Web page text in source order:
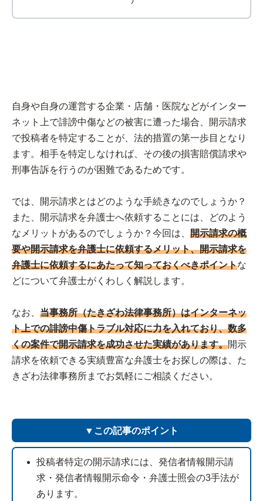
自身や自身の運営する企業・店舗・医院などがインター
ネット上で誹謗中傷などの被害に遭った場合、開示請求
で投稿者を特定することが、法的措置の第一歩目となり
ます。相手を特定しなければ、その後の損害賠償請求や
刑事告訴を行うのが困難であるためです。
では、開示請求とはどのような手続きなのでしょうか？
また、開示請求を弁護士へ依頼することには、どのよう
なメリットがあるのでしょうか？今回は、 開示請求の概
要や開示請求を弁護士に依頼するメリット、開示請求を
弁護士に依頼するにあたって知っておくべきポイントな
どについて弁護士がくわしく解説します。
なお、 当事務所（たきざわ法律事務所）はインターネッ
ト上での誹謗中傷トラブル対応に力を入れており、数多
くの案件で開示請求を成功させた実績があります。開示
請求を依頼できる実績豊富な弁護士をお探しの際は、た
きざわ法律事務所までお気軽にご相談ください。
▼この記事のポイント
投稿者特定の開示請求には、発信者情報開示請
求・発信者情報開示命令・弁護士照会の3手法が
あります。